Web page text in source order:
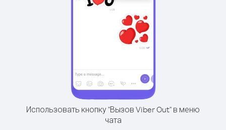
Использовать кнопку "Вызов Viber Out" в меню
чата